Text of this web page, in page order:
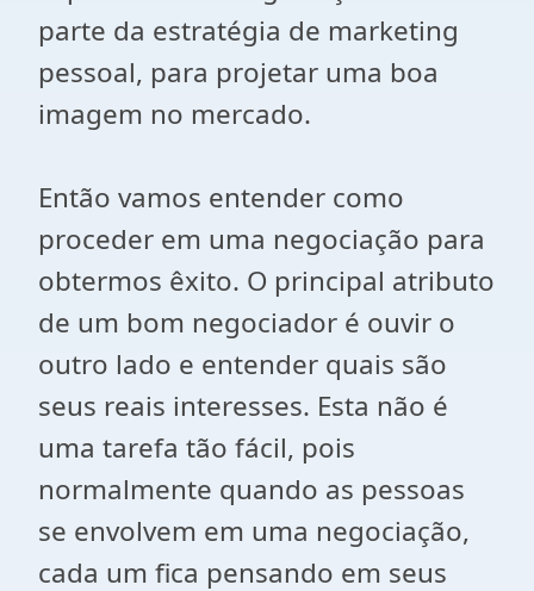
parte da estratégia de marketing
pessoal, para projetar uma boa
imagem no mercado.
Então vamos entender como
proceder em uma negociação para
obtermos êxito. O principal atributo
de um bom negociador é ouvir o
outro lado e entender quais são
seus reais interesses. Esta não é
uma tarefa tão fácil, pois
normalmente quando as pessoas
se envolvem em uma negociação,
cada um fica pensando em seus